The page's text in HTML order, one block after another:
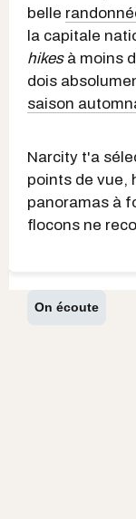
belle
la capitale
hikesà moins
dois
saison
Narcity t'a
points de vue,
panoramas à
flocons ne
On écoute